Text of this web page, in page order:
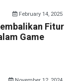
February 14, 2025
Fitur
Game